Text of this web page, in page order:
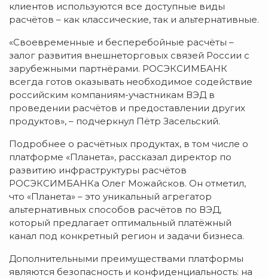
клиентов используются все доступные виды
расчётов – как классические, так и альтернативные.
«Своевременные и бесперебойные расчёты –
залог развития внешнеторговых связей России с
зарубежными партнёрами. РОСЭКСИМБАНК
всегда готов оказывать необходимое содействие
российским компаниям-участникам ВЭД в
проведении расчётов и предоставлении других
продуктов», – подчеркнул Пётр Засельский.
Подробнее о расчётных продуктах, в том числе о
платформе «Планета», рассказал директор по
развитию инфраструктуры расчётов
РОСЭКСИМБАНКа Олег Можайсков. Он отметил,
что «Планета» – это уникальный агрегатор
альтернативных способов расчётов по ВЭД,
который предлагает оптимальный платёжный
канал под конкретный регион и задачи бизнеса.
Дополнительными преимуществами платформы
являются безопасность и конфиденциальность: на